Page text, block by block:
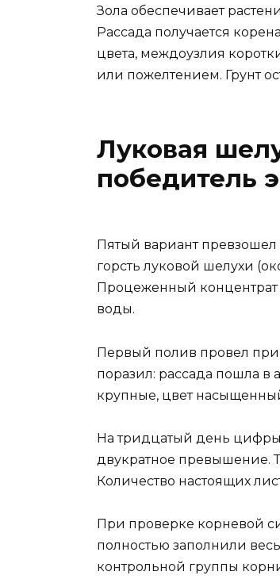
Зола обеспечивает
Рассада получается
цвета, междоузлия
или пожелтением. Грунт
Луковая
победитель
Пятый вариант
горсть луковой шелухи
Процеженный концентрат
воды.
Первый полив провел при
поразил: рассада пошла в
крупные, цвет
На тридцатый день цифры
двукратное превышение.
Количество настоящих
При проверке корневой
полностью заполнили
контрольной группы